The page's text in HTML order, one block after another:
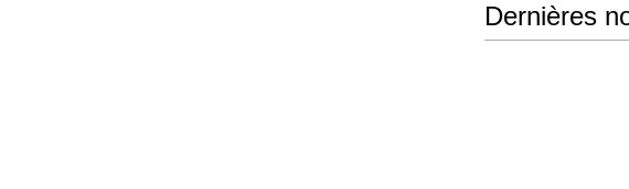
Dernières